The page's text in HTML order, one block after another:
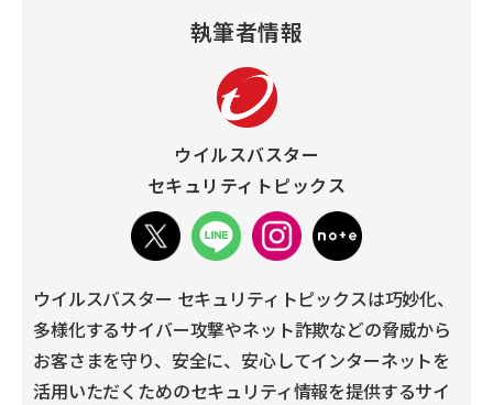
執筆者情報
ウイルスバスター
セキュリティトピックス
ウイルスバスター セキュリティトピックスは巧妙化、
多様化するサイバー攻撃やネット詐欺などの脅威から
お客さまを守り、安全に、安心してインターネットを
活用いただくためのセキュリティ情報を提供するサイ